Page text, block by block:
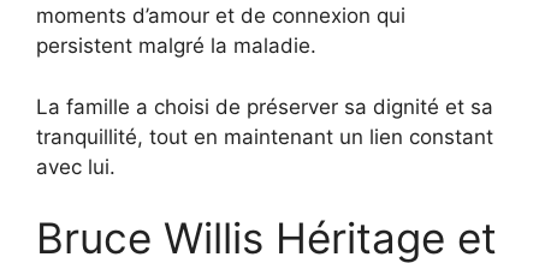
moments d’amour et de connexion qui
persistent malgré la maladie.
La famille a choisi de préserver sa dignité et sa
tranquillité, tout en maintenant un lien constant
avec lui.
Bruce Willis Héritage et